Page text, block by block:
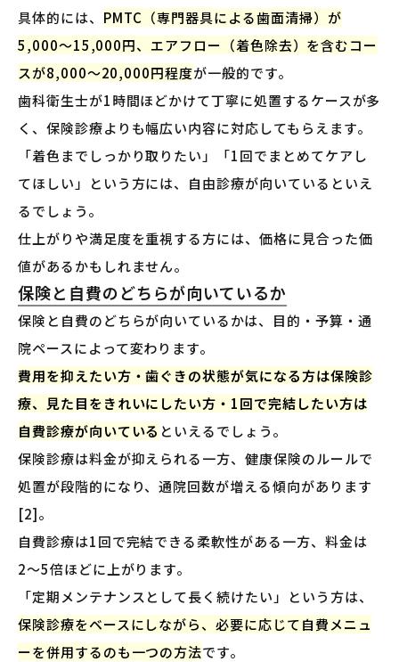
具体的には、 PMTC（専門器具による歯面清掃）が
5,000〜15,000円、エアフロー（着色除去）を含むコー
スが8,000〜20,000円程度が一般的です。
歯科衛生士が1時間ほどかけて丁寧に処置するケースが多
く、保険診療よりも幅広い内容に対応してもらえます。
「着色までしっかり取りたい」「1回でまとめてケアし
てほしい」という方には、自由診療が向いているといえ
るでしょう。
仕上がりや満足度を重視する方には、価格に見合った価
値があるかもしれません。
保険と自費のどちらが向いているか
保険と自費のどちらが向いているかは、目的・予算・通
院ペースによって変わります。
費用を抑えたい方・歯ぐきの状態が気になる方は保険診
療、見た目をきれいにしたい方・1回で完結したい方は
自費診療が向いている といえるでしょう。
保険診療は料金が抑えられる一方、健康保険のルールで
処置が段階的になり、通院回数が増える傾向があります
[2]。
自費診療は1回で完結できる柔軟性がある一方、料金は
2〜5倍ほどに上がります。
「定期メンテナンスとして長く続けたい」という方は、
保険診療をベースにしながら、必要に応じて自費メニュ
ーを併用するのも一つの方法です。